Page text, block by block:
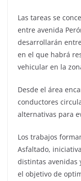
Las tareas se
entre avenida
desarrollarán
en el que habrá
vehicular en la
Desde el área
conductores
alternativas para
Los trabajos
Asfaltado,
distintas avenidas
el objetivo de